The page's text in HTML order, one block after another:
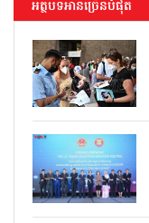
អត្ថបទអានច្រើនបំផុត